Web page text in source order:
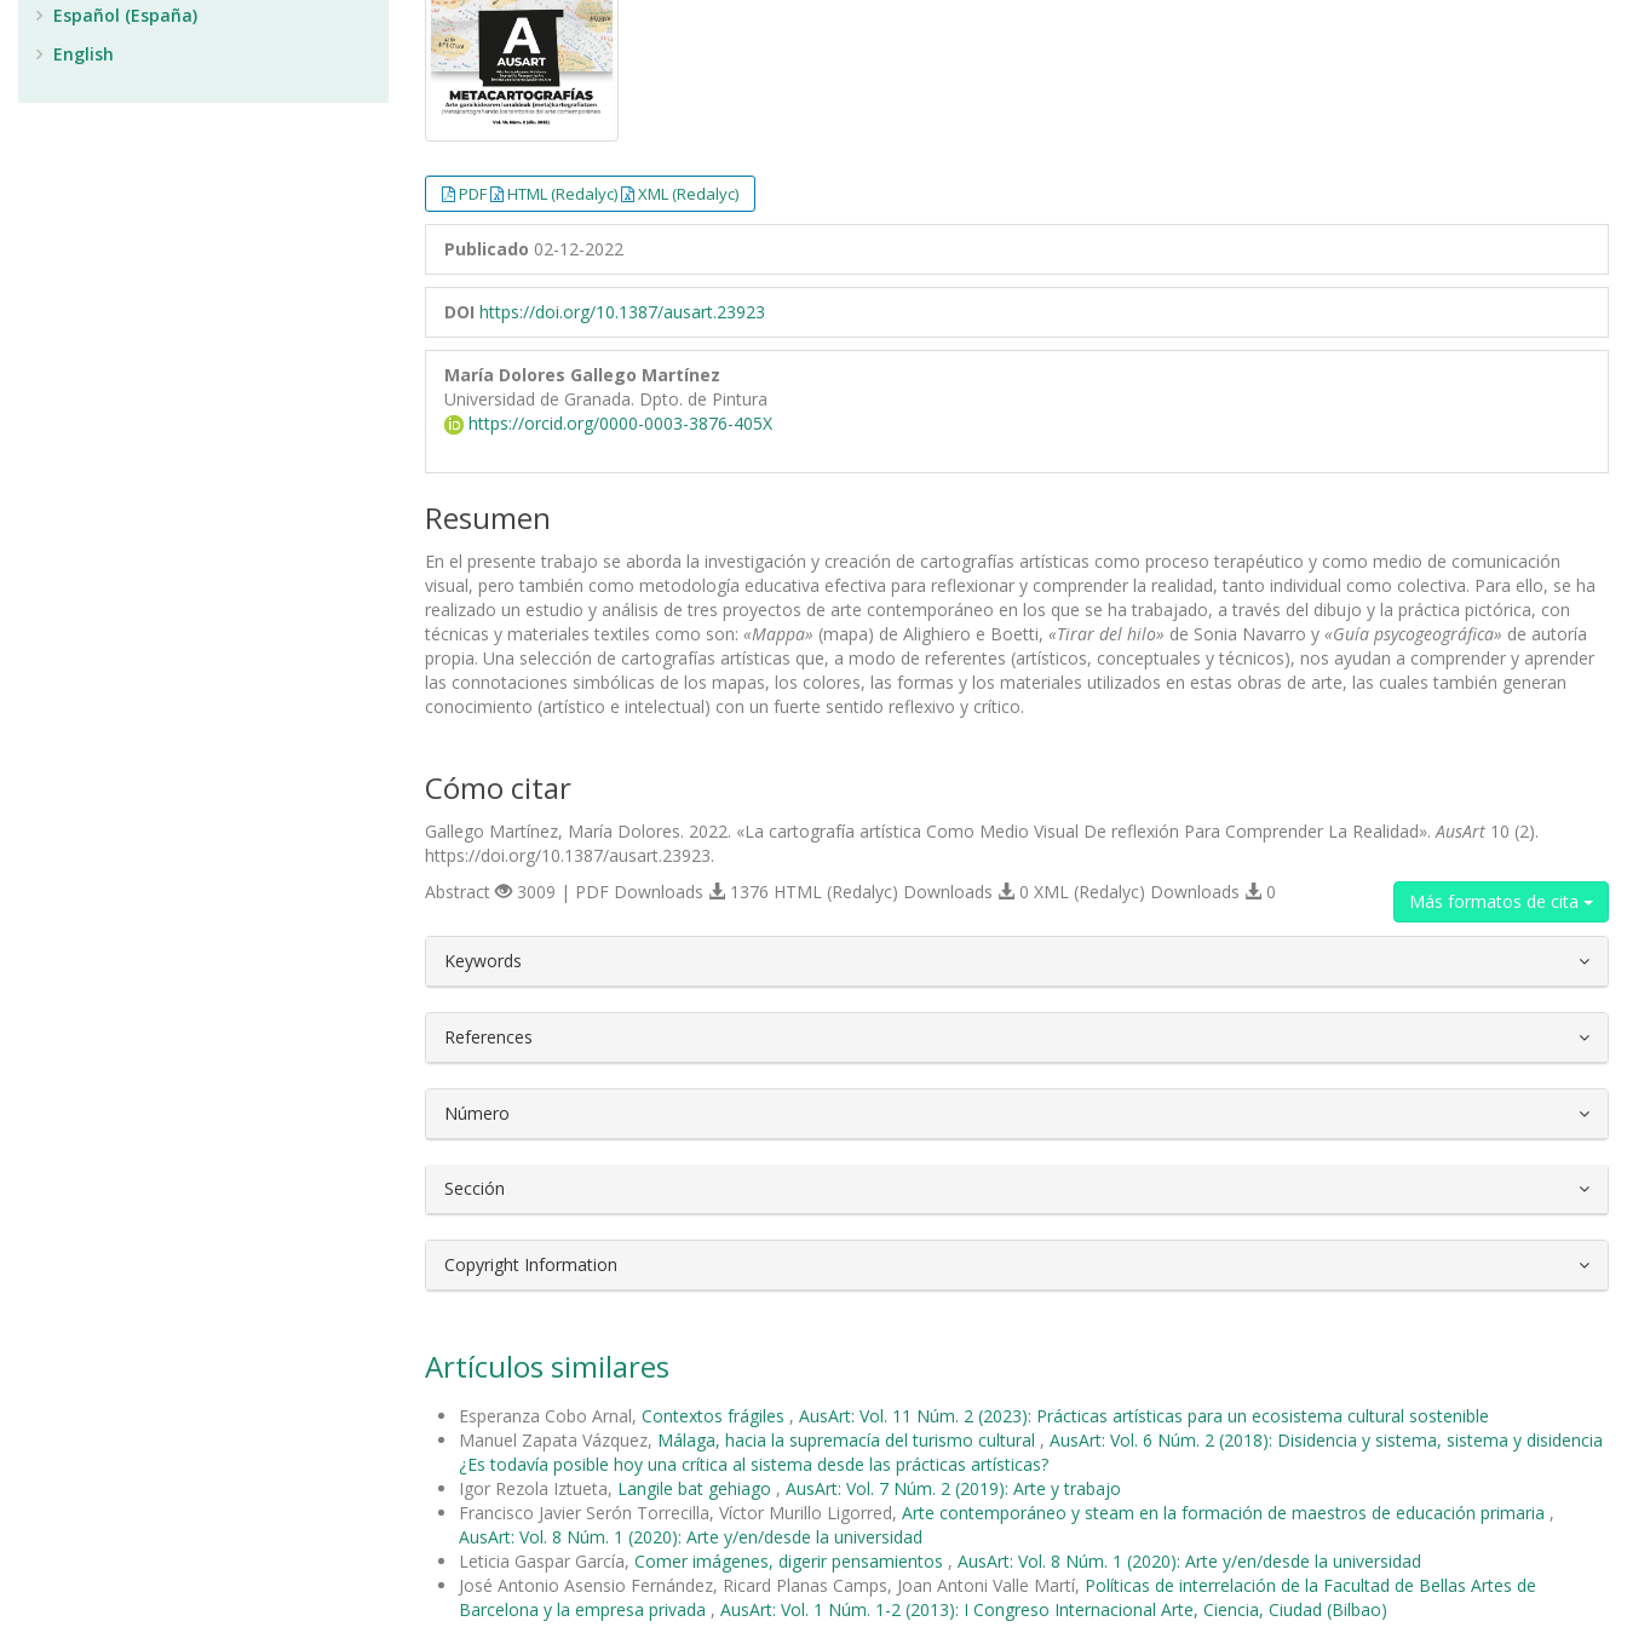
PDF HTML (Redalyc) XML (Redalyc)
Publicado 02-12-2022
DOI https://doi.org/10.1387/ausart.23923
María Dolores Gallego Martínez
Universidad de Granada. Dpto. de Pintura
https://orcid.org/0000-0003-3876-405X
Resumen
En el presente trabajo se aborda la investigación y creación de cartografías artísticas como proceso terapéutico y como medio de comunicación
visual, pero también como metodología educativa efectiva para reflexionar y comprender la realidad, tanto individual como colectiva. Para ello, se ha
realizado un estudio y análisis de tres proyectos de arte contemporáneo en los que se ha trabajado, a través del dibujo y la práctica pictórica, con
técnicas y materiales textiles como son: «Mappa» (mapa) de Alighiero e Boetti, «Tirar del hilo» de Sonia Navarro y «Guía psycogeográfica» de autoría
propia. Una selección de cartografías artísticas que, a modo de referentes (artísticos, conceptuales y técnicos), nos ayudan a comprender y aprender
las connotaciones simbólicas de los mapas, los colores, las formas y los materiales utilizados en estas obras de arte, las cuales también generan
conocimiento (artístico e intelectual) con un fuerte sentido reflexivo y crítico.
Cómo citar
Gallego Martínez, María Dolores. 2022. «La cartografía artística Como Medio Visual De reflexión Para Comprender La Realidad».AusArt 10 (2).
https://doi.org/10.1387/ausart.23923.
Más formatos de cita
Abstract 3009 | PDF Downloads 1376 HTML (Redalyc) Downloads 0 XML (Redalyc) Downloads 0
##plugins.themes.bootstrap3.article.details##
Keywords
References
Número
Sección
Copyright Information
Artículos similares
Esperanza Cobo Arnal, Contextos frágiles , AusArt: Vol. 11 Núm. 2 (2023): Prácticas artísticas para un ecosistema cultural sostenible
Manuel Zapata Vázquez, Málaga, hacia la supremacía del turismo cultural , AusArt: Vol. 6 Núm. 2 (2018): Disidencia y sistema, sistema y disidencia
¿Es todavía posible hoy una crítica al sistema desde las prácticas artísticas?
Igor Rezola Iztueta, Langile bat gehiago , AusArt: Vol. 7 Núm. 2 (2019): Arte y trabajo
Francisco Javier Serón Torrecilla, Víctor Murillo Ligorred, Arte contemporáneo y steam en la formación de maestros de educación primaria ,
AusArt: Vol. 8 Núm. 1 (2020): Arte y/en/desde la universidad
Leticia Gaspar García, Comer imágenes, digerir pensamientos , AusArt: Vol. 8 Núm. 1 (2020): Arte y/en/desde la universidad
José Antonio Asensio Fernández, Ricard Planas Camps, Joan Antoni Valle Martí, Políticas de interrelación de la Facultad de Bellas Artes de
Barcelona y la empresa privada , AusArt: Vol. 1 Núm. 1-2 (2013): I Congreso Internacional Arte, Ciencia, Ciudad (Bilbao)
Español (España)
English